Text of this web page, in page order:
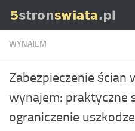
Skip to content
WYNAJEM
Zabezpieczenie ścian
wynajem: praktyczne
ograniczenie